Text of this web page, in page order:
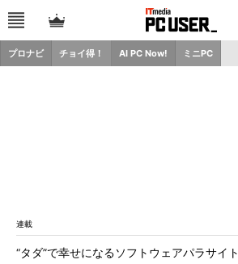
プロナビ チョイ得！ AI PC Now! ミニPC
連載
“タダ”で幸せになるソフトウェアパラサイト